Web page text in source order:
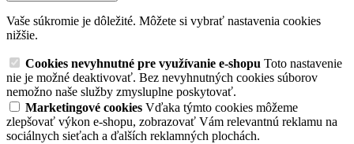
Vaše súkromie je dôležité. Môžete si vybrať nastavenia cookies
nižšie.
Cookies nevyhnutné pre využívanie e-shopu Toto nastavenie
nie je možné deaktivovať. Bez nevyhnutných cookies súborov
nemožno naše služby zmysluplne poskytovať.
Marketingové cookies Vďaka týmto cookies môžeme
zlepšovať výkon e-shopu, zobrazovať Vám relevantnú reklamu na
sociálnych sieťach a ďalších reklamných plochách.